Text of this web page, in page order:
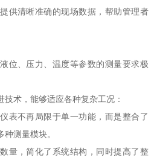
供清晰准确的现场数据，帮助管理者
位、压力、温度等参数的测量要求极
术，能够适应各种复杂工况：
表不再局限于单一功能，而是整合了
测量模块。
量，简化了系统结构，同时提高了整